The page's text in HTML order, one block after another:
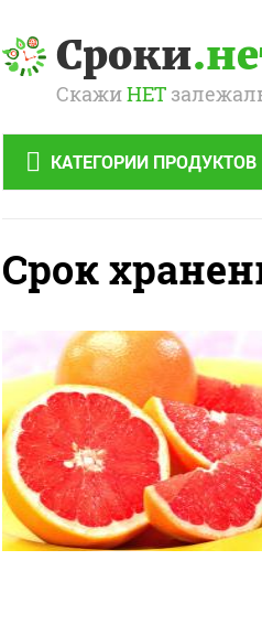
Сроки
СкажиНЕТ
КАТЕГОРИИ ПРОДУКТОВ
Срок